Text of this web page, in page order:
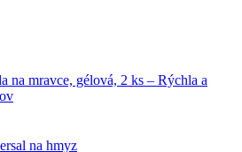
na mravce, gélová, 2 ks – Rýchla a